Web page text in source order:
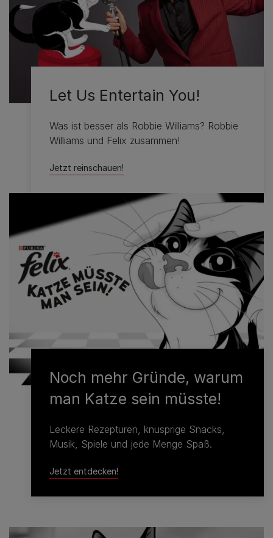
Let Us Entertain You!
Was ist besser als Robbie Williams? Robbie
Williams und Felix zusammen!
Jetzt reinschauen!
Noch mehr Gründe, warum
man Katze sein müsste!
Leckere Rezepturen, knusprige Snacks,
Musik, Spiele und jede Menge Spaß.
Jetzt entdecken!